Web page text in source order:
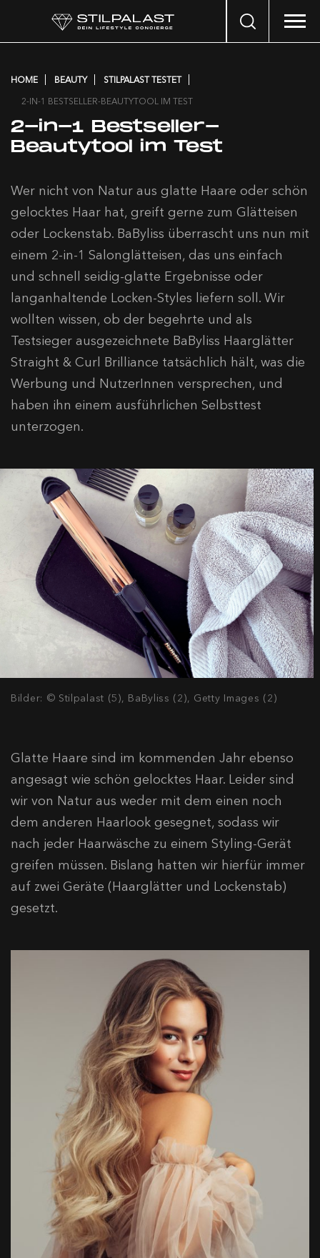
Search
HOME BEAUTY
STILPALAST TESTET
2-IN-1 BESTSELLER-BEAUTYTOOL IM TEST
2-in-1 Bestseller-
Beautytool im Test
Wer nicht von Natur aus glatte Haare oder schön
gelocktes Haar hat, greift gerne zum Glätteisen
oder Lockenstab. BaByliss überrascht uns nun mit
einem 2-in-1 Salonglätteisen, das uns einfach
und schnell seidig-glatte Ergebnisse oder
langanhaltende Locken-Styles liefern soll. Wir
wollten wissen, ob der begehrte und als
Testsieger ausgezeichnete BaByliss Haarglätter
Straight & Curl Brilliance tatsächlich hält, was die
Werbung und NutzerInnen versprechen, und
haben ihn einem ausführlichen Selbsttest
unterzogen.
Bilder: © Stilpalast (5), BaByliss (2), Getty Images (2)
Glatte Haare sind im kommenden Jahr ebenso
angesagt wie schön gelocktes Haar. Leider sind
wir von Natur aus weder mit dem einen noch
dem anderen Haarlook gesegnet, sodass wir
nach jeder Haarwäsche zu einem Styling-Gerät
greifen müssen. Bislang hatten wir hierfür immer
auf zwei Geräte (Haarglätter und Lockenstab)
gesetzt.